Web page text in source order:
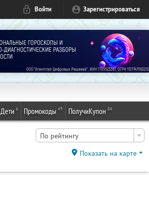
Войти Зарегистрироваться
Дети 6 Промокоды 49 ПолучиКупон 84
По рейтингу
Показать на карте